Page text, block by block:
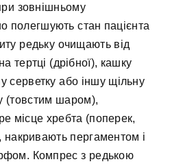
зовнішньому
полегшують стан пацієнта
редьку очищають від
тертці (дрібної), кашку
серветку або іншу щільну
(товстим шаром),
місце хребта (поперек,
накривають пергаментом і
Компрес з редькою